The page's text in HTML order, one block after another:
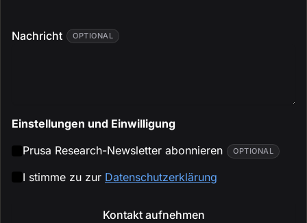
Nachricht OPTIONAL
Einstellungen und Einwilligung
Prusa Research-Newsletter abonnieren
OPTIONAL
I stimme zu zur Datenschutzerklärung
Kontakt aufnehmen